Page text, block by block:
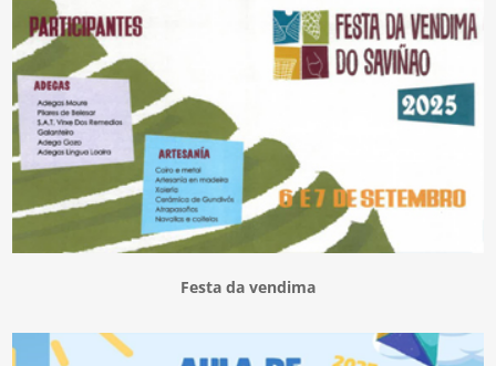
Festa da vendima